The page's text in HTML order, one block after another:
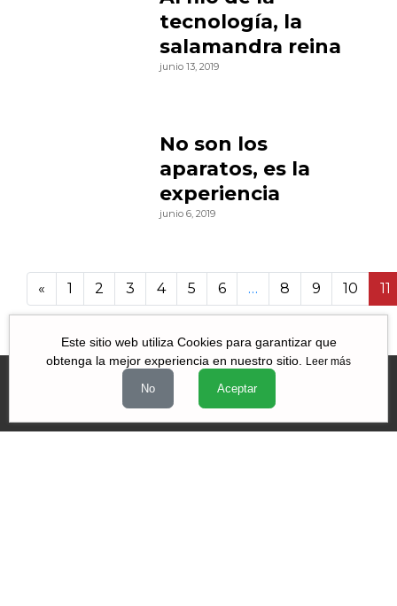
tecnología, la
salamandra reina
junio 13, 2019
No son los
aparatos, es la
experiencia
junio 6, 2019
« 1 2 3 4 5 6 … 8 9 10 11
Este sitio web utiliza Cookies para garantizar que
obtenga la mejor experiencia en nuestro sitio.
Leer más
No Aceptar